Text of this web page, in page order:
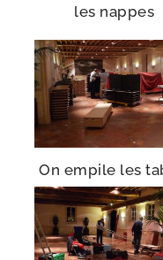
les nappes
On empile les